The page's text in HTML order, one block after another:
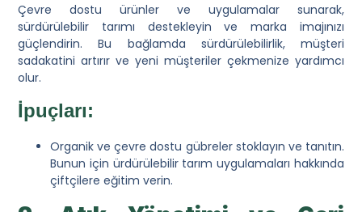
Çevre dostu ürünler ve uygulamalar sunarak,
sürdürülebilir tarımı destekleyin ve marka imajınızı
güçlendirin. Bu bağlamda sürdürülebilirlik, müşteri
sadakatini artırır ve yeni müşteriler çekmenize yardımcı
olur.
İpuçları:
Organik ve çevre dostu gübreler stoklayın ve tanıtın.
Bunun için ürdürülebilir tarım uygulamaları hakkında
çiftçilere eğitim verin.